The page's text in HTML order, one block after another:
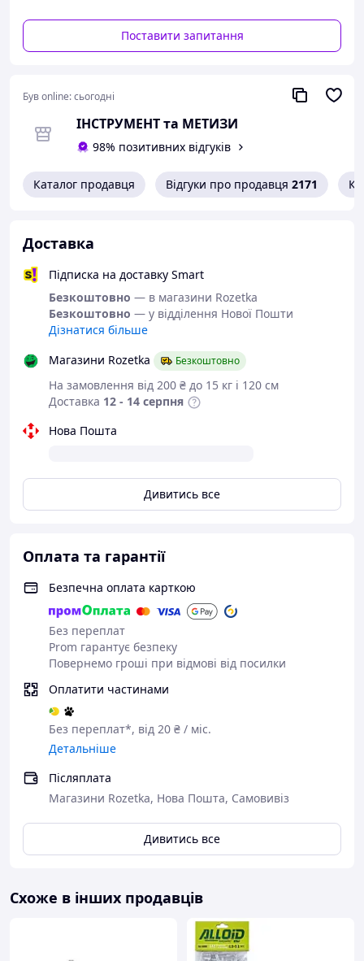
Підвищена вібростійкість.
Матеріал – алюміній (Mg 5,0)/сталь;
Головка - плоска;
Товщина матеріалу, що закріплюється (min), мм – 5;
Діаметр, мм – 4.8;
Довжина, мм – 11;
Поставити запитання
Був online:сьогодні
ІНСТРУМЕНТ та МЕТИЗИ
98% позитивних відгуків
Каталог продавця Відгуки про продавця 2171
Доставка
Підписка на доставку Smart
Безкоштовно — в магазини Rozetka
Безкоштовно — у відділення Нової Пошти
Дізнатися більше
Магазини Rozetka
Безкоштовно
На замовлення від 200 ₴ до 15 кг і 120 см
Доставка 12 - 14 серпня
Нова Пошта
Дивитись все
Оплата та гарантії
Безпечна оплата карткою
Без переплат
Prom гарантує безпеку
Повернемо гроші при відмові від посилки
Оплатити частинами
Без переплат*, від 20 ₴ / міс.
Детальніше
Післяплата
Магазини Rozetka, Нова Пошта, Самовивіз
Дивитись все
Схоже в інших продавців